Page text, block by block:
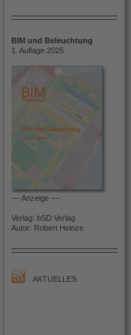
BIM und Beleuchtung
1. Auflage 2025
–– Anzeige ––
Verlag: bSD Verlag
Autor: Robert Heinze
AKTUELLES